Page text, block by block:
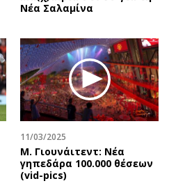
Γυναίκα
Showbiz
Ταξίδια
Συνταγές
Έξοδος
Media
Εκπομπές
Wine routes
Νέα Σαλαμίνα
11/03/2025
Μ. Γιουνάιτεντ: Νέα
γηπεδάρα 100.000 θέσεων
(vid-pics)